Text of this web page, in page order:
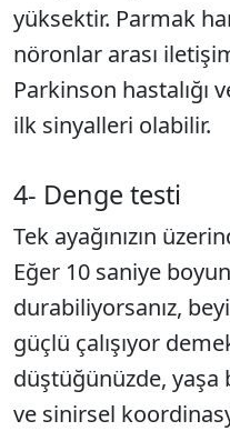
yüksektir. Parmak
nöronlar arası
Parkinson hastalığı
ilk sinyalleri olabilir.
4- Denge testi
Tek ayağınızın
Eğer 10 saniye
durabiliyorsanız,
güçlü çalışıyor
düştüğünüzde, yaşa
ve sinirsel